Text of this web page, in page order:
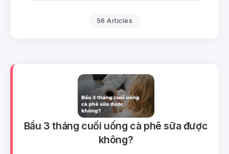
56 Articles
Bầu 3 tháng cuối uống cà phê sữa được
không?